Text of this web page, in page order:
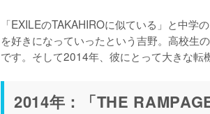
「EXILEのTAKAHIROに似ている」と中
を好きになっていったという吉野。高校生
です。そして2014年、彼にとって大きな転
2014年：「THE